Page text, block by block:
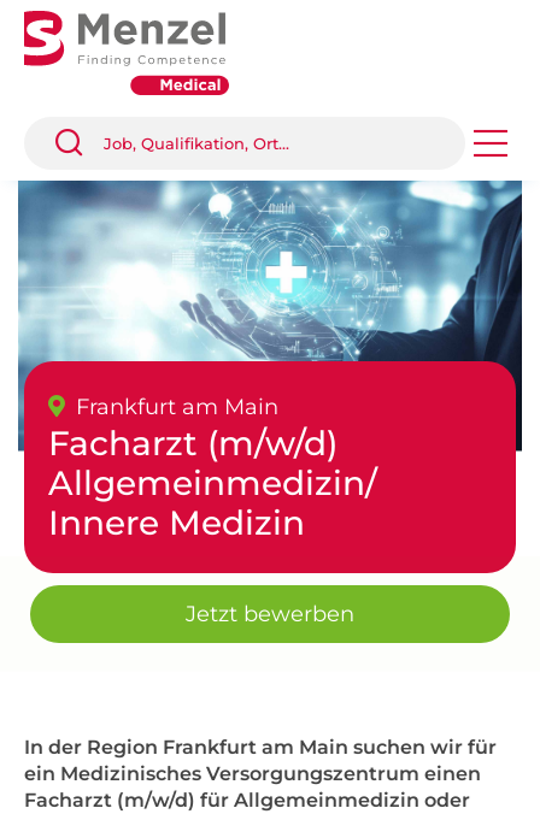
Frankfurt am Main
Facharzt (m/w/d)
Allgemeinmedizin/
Innere Medizin
Jetzt bewerben
In der Region Frankfurt am Main suchen wir für
ein Medizinisches Versorgungszentrum einen
Facharzt (m/w/d) für Allgemeinmedizin oder